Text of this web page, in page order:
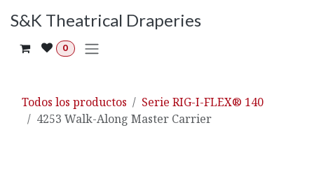
S&K Theatrical Draperies
0
Todos los productos
Serie RIG-I-FLEX® 140
4253 Walk-Along Master Carrier